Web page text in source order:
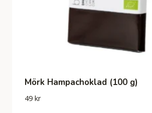
Mörk Hampachoklad (100 g)
49 kr